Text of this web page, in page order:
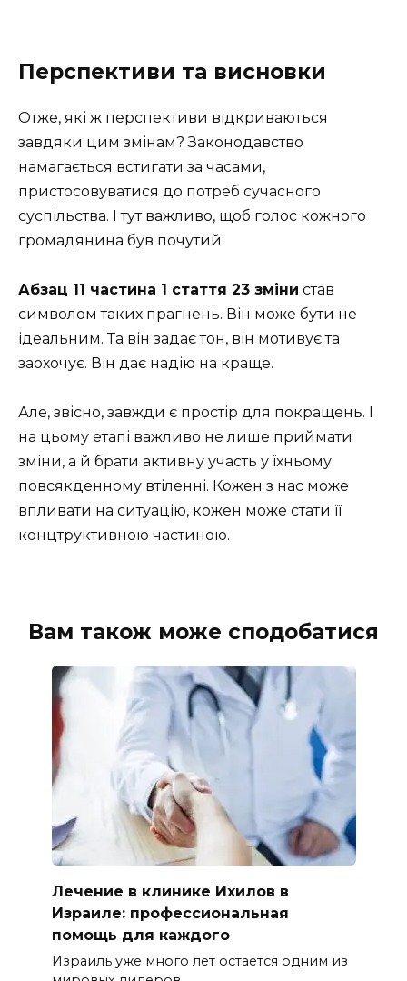
Перспективи та висновки
Отже, які ж перспективи відкриваються
завдяки цим змінам? Законодавство
намагається встигати за часами,
пристосовуватися до потреб сучасного
суспільства. І тут важливо, щоб голос кожного
громадянина був почутий.
Абзац 11 частина 1 стаття 23 зміни став
символом таких прагнень. Він може бути не
ідеальним. Та він задає тон, він мотивує та
заохочує. Він дає надію на краще.
Але, звісно, завжди є простір для покращень. І
на цьому етапі важливо не лише приймати
зміни, а й брати активну участь у їхньому
повсякденному втіленні. Кожен з нас може
впливати на ситуацію, кожен може стати її
концтруктивною частиною.
Вам також може сподобатися
Лечение в клинике Ихилов в
Израиле: профессиональная
помощь для каждого
Израиль уже много лет остается одним из